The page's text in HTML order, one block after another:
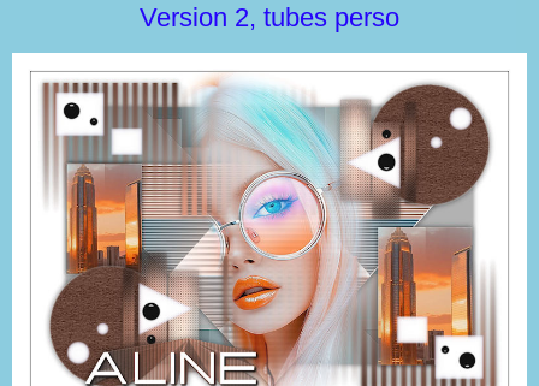
Version 2, tubes perso